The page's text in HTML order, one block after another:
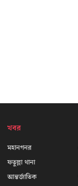
খবর
মহানগনর
ফতুল্লা থানা
আন্তর্জাতিক